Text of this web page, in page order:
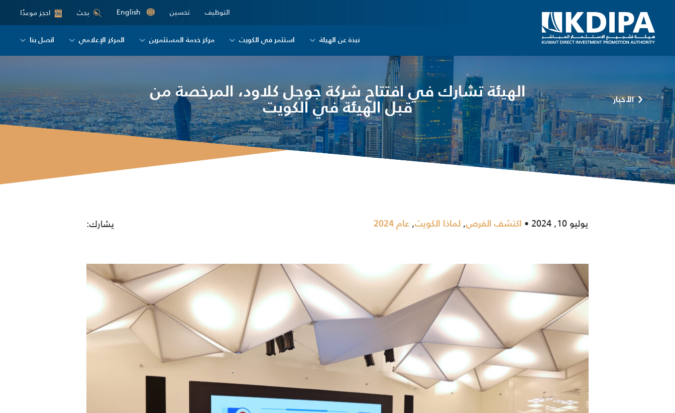
التوظيف تحسين English بحث 06 احجز موعدًا
نبذة عن الهيئة استثمر في الكويت مركز خدمة المستثمرين المركز الإعلامي اتصل بنا
الهيئة تشارك في افتتاح شركة جوجل كلاود، المرخصة من
قبل الهيئة في الكويت
الأخبار
يوليو 10, 2024 اكتشف الفرص, لماذا الكويت, عام 2024 يشارك: